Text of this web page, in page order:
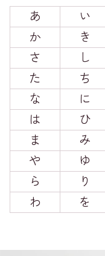
あ い
か
き
さ
し
た
ち
な
に
は
ひ
ま
み
や
ゆ
ら
り
わ
を